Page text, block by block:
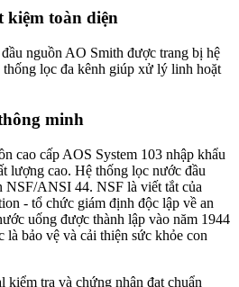
kiệm toàn diện
nguồn AO Smith được trang bị hệ
lọc đa kênh giúp xử lý linh hoặt
minh
cao cấp AOS System 103 nhập khẩu
lượng cao. Hệ thống lọc nước đầu
NSF/ANSI 44. NSF là viết tắt của
- tổ chức giám định độc lập về an
uống được thành lập vào năm 1944
bảo vệ và cải thiện sức khỏe con
tra và chứng nhận đạt chuẩn